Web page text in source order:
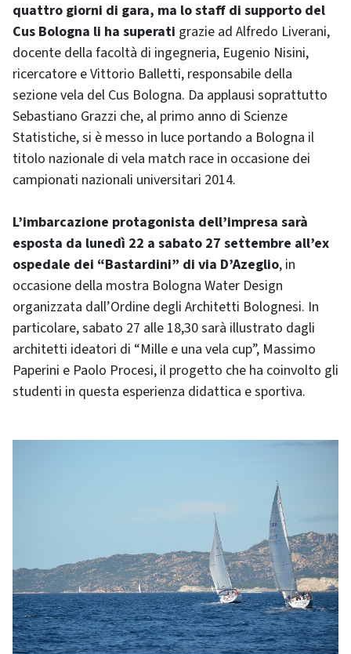
quattro giorni di gara, ma lo staff di supporto del
Cus Bologna li ha superati grazie ad Alfredo Liverani,
docente della facoltà di ingegneria, Eugenio Nisini,
ricercatore e Vittorio Balletti, responsabile della
sezione vela del Cus Bologna. Da applausi soprattutto
Sebastiano Grazzi che, al primo anno di Scienze
Statistiche, si è messo in luce portando a Bologna il
titolo nazionale di vela match race in occasione dei
campionati nazionali universitari 2014.
L’imbarcazione protagonista dell’impresa sarà
esposta da lunedì 22 a sabato 27 settembre all’ex
ospedale dei “Bastardini” di via D’Azeglio, in
occasione della mostra Bologna Water Design
organizzata dall’Ordine degli Architetti Bolognesi. In
particolare, sabato 27 alle 18,30 sarà illustrato dagli
architetti ideatori di “Mille e una vela cup”, Massimo
Paperini e Paolo Procesi, il progetto che ha coinvolto gli
studenti in questa esperienza didattica e sportiva.